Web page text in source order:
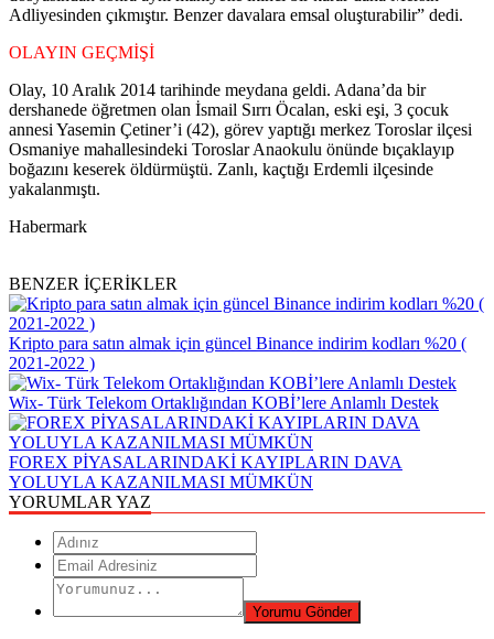
Adliyesinden çıkmıştır. Benzer davalara emsal oluşturabilir” dedi.
OLAYIN GEÇMİŞİ
Olay, 10 Aralık 2014 tarihinde meydana geldi. Adana’da bir
dershanede öğretmen olan İsmail Sırrı Öcalan, eski eşi, 3 çocuk
annesi Yasemin Çetiner’i (42), görev yaptığı merkez Toroslar ilçesi
Osmaniye mahallesindeki Toroslar Anaokulu önünde bıçaklayıp
boğazını keserek öldürmüştü. Zanlı, kaçtığı Erdemli ilçesinde
yakalanmıştı.
Habermark
BENZER İÇERİKLER
Kripto para satın almak için güncel Binance indirim kodları %20 (
2021-2022 )
Wix- Türk Telekom Ortaklığından KOBİ’lere Anlamlı Destek
FOREX PİYASALARINDAKİ KAYIPLARIN DAVA
YOLUYLA KAZANILMASI MÜMKÜN
YORUMLAR YAZ